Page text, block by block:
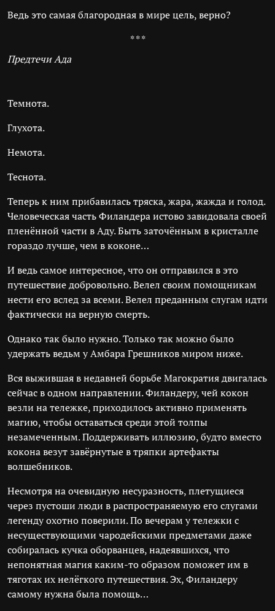
Ведь это самая благородная в мире цель, верно?
* * *
Предтечи Ада
Темнота.
Глухота.
Немота.
Теснота.
Теперь к ним прибавилась тряска, жара, жажда и голод.
Человеческая часть Филандера истово завидовала своей
пленённой части в Аду. Быть заточённым в кристалле
гораздо лучше, чем в коконе…
И ведь самое интересное, что он отправился в это
путешествие добровольно. Велел своим помощникам
нести его вслед за всеми. Велел преданным слугам идти
фактически на верную смерть.
Однако так было нужно. Только так можно было
удержать ведьм у Амбара Грешников миром ниже.
Вся выжившая в недавней борьбе Магократия двигалась
сейчас в одном направлении. Филандеру, чей кокон
везли на тележке, приходилось активно применять
магию, чтобы оставаться среди этой толпы
незамеченным. Поддерживать иллюзию, будто вместо
кокона везут завёрнутые в тряпки артефакты
волшебников.
Несмотря на очевидную несуразность, плетущиеся
через пустоши люди в распространяемую его слугами
легенду охотно поверили. По вечерам у тележки с
несуществующими чародейскими предметами даже
собиралась кучка оборванцев, надеявшихся, что
непонятная магия каким-то образом поможет им в
тяготах их нелёгкого путешествия. Эх, Филандеру
самому нужна была помощь…